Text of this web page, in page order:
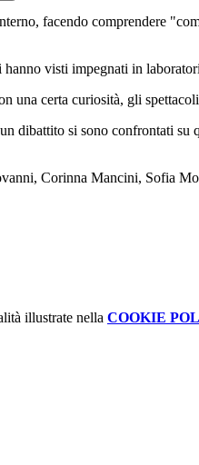
facendo comprendere
visti impegnati in
una certa curiosità, gli
dibattito si sono confrontati su
Corinna Mancini, Sofia
illustrate nella COOKIE